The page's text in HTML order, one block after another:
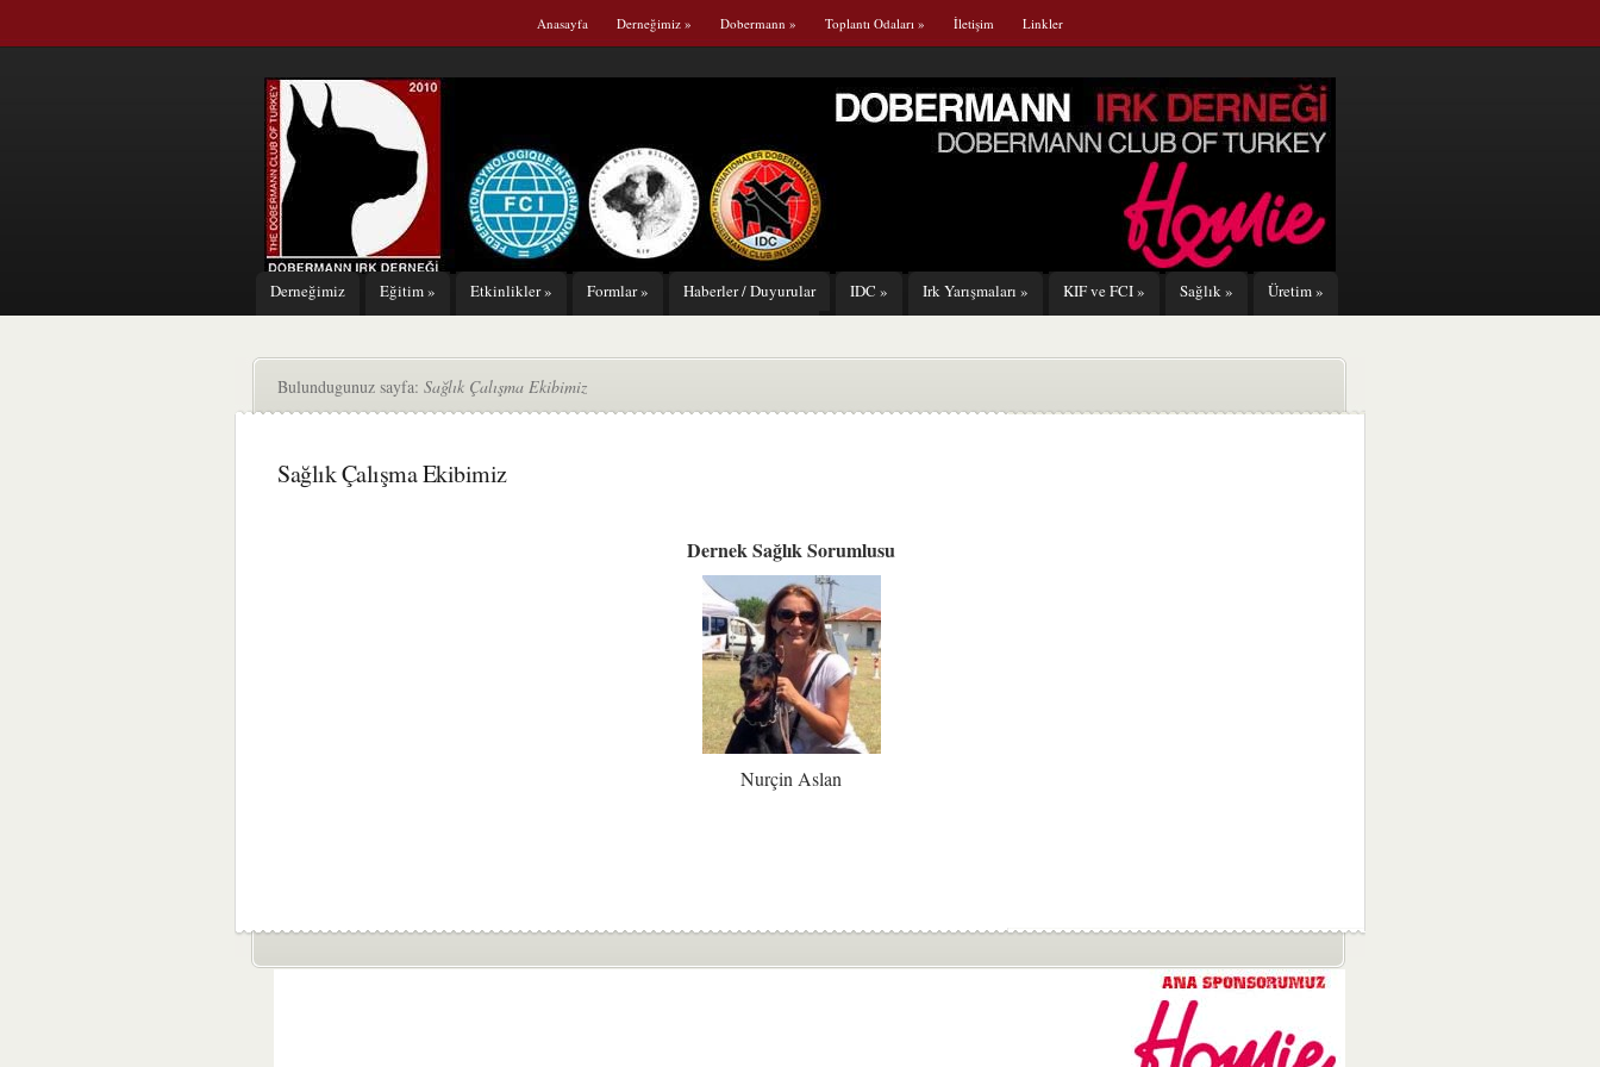
Anasayfa Derneğimiz » Dobermann » Toplantı Odaları » İletişim Linkler
Derneğimiz Eğitim» Etkinlikler» Formlar» Haberler / Duyurular IDC » Irk Yarışmaları » KIF ve FCI» Sağlık» Üretim»
Bulundugunuz sayfa: Sağlık Çalışma Ekibimiz
Sağlık Çalışma Ekibimiz
Dernek Sağlık Sorumlusu
Nurçin Aslan